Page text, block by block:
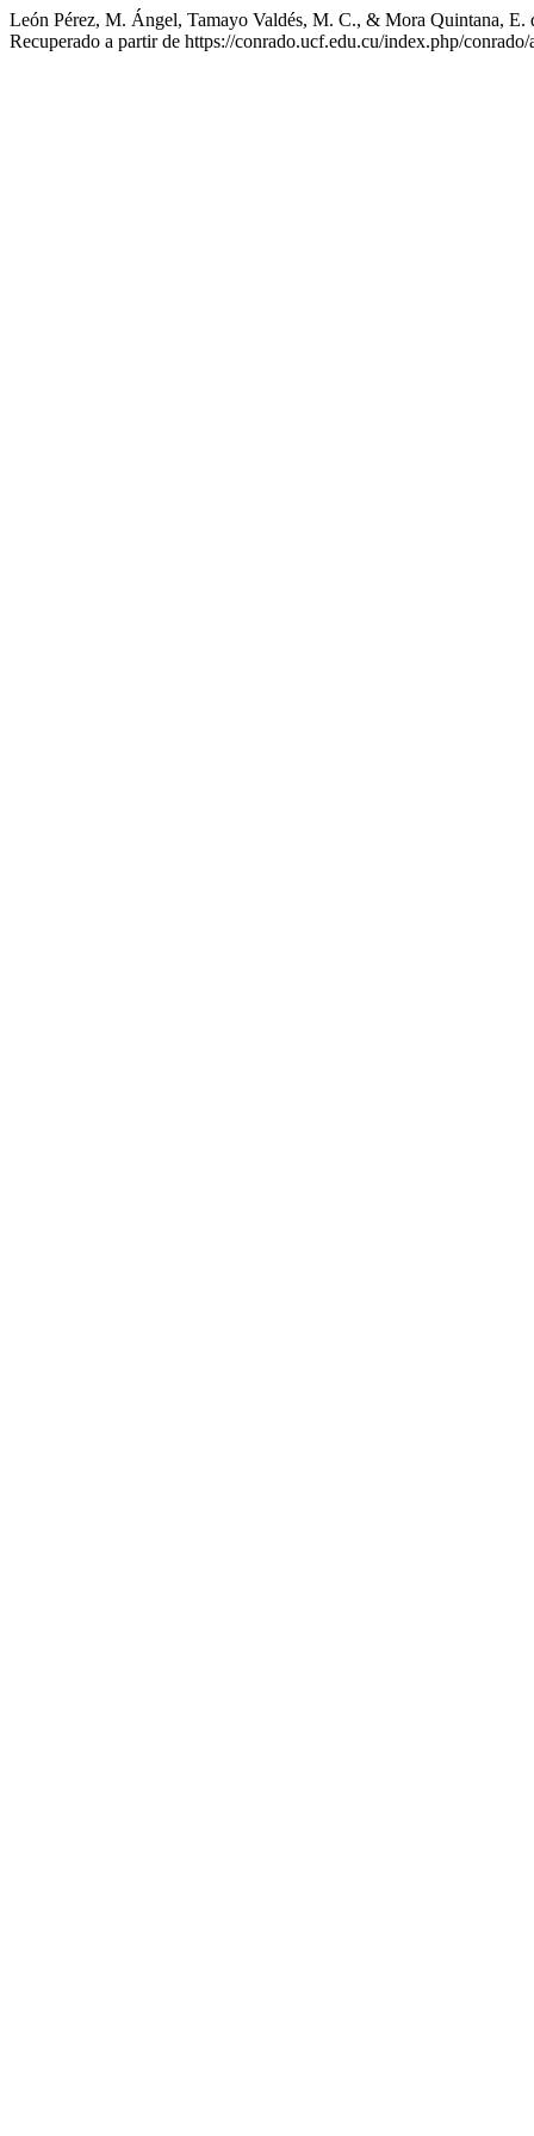
León Pérez, M. Ángel, Tamayo Valdés, M. C., & Mora Quintana, E.
Recuperado a partir de https://conrado.ucf.edu.cu/index.php/